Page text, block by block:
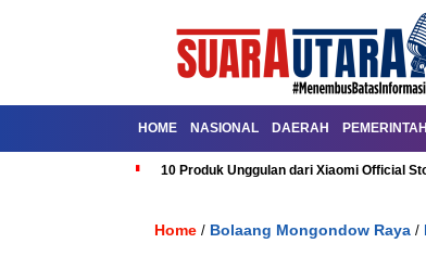
HOME NASIONAL DAERAH
10 Produk Unggulan dari Xiaomi Official
Home / Bolaang Mongondow Raya /